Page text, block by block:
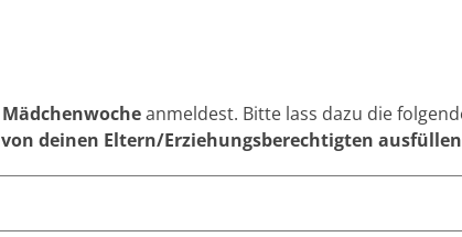
Mädchenwocheanmeldest. Bitte lass dazu die
von deinen Eltern/Erziehungsberechtigten ausfüllen